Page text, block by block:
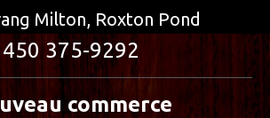
Milton, Roxton Pond
450 375-9292
commerce